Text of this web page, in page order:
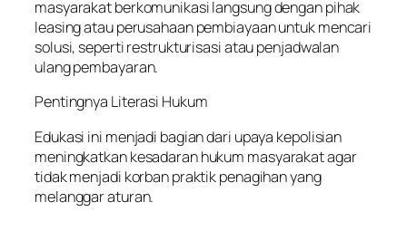
masyarakat berkomunikasi langsung dengan pihak
leasing atau perusahaan pembiayaan untuk mencari
solusi, seperti restrukturisasi atau penjadwalan
ulang pembayaran.
Pentingnya Literasi Hukum
Edukasi ini menjadi bagian dari upaya kepolisian
meningkatkan kesadaran hukum masyarakat agar
tidak menjadi korban praktik penagihan yang
melanggar aturan.